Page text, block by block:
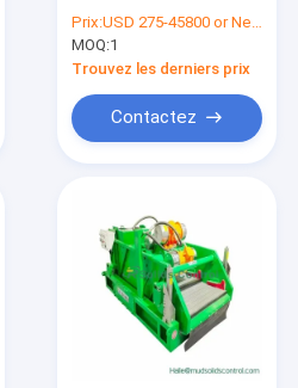
pour les solides
stables
Prix:USD 275-45800 or Negotiable
MOQ:1
Trouvez les derniers prix
Contactez